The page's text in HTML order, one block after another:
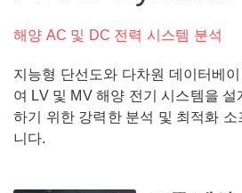
해양 AC 및 DC 전력 시스템 분석
지능형 단선도와 다차원 데이터베
여 LV 및 MV 해양 전기 시스템을
하기 위한 강력한 분석 및 최적화
니다.